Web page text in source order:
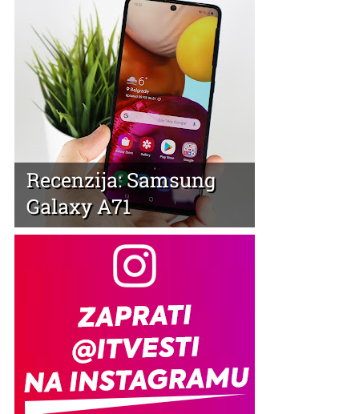
Recenzija: Samsung
Galaxy A71